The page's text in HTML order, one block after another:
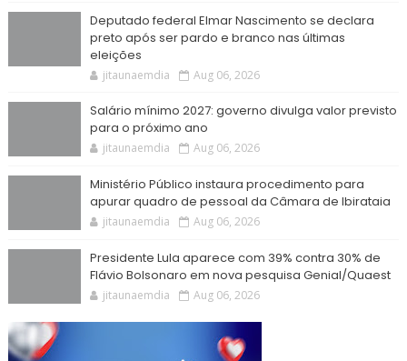
Deputado federal Elmar Nascimento se declara
preto após ser pardo e branco nas últimas
eleições
jitaunaemdia Aug 06, 2026
Salário mínimo 2027: governo divulga valor previsto
para o próximo ano
jitaunaemdia Aug 06, 2026
Ministério Público instaura procedimento para
apurar quadro de pessoal da Câmara de Ibirataia
jitaunaemdia Aug 06, 2026
Presidente Lula aparece com 39% contra 30% de
Flávio Bolsonaro em nova pesquisa Genial/Quaest
jitaunaemdia Aug 06, 2026